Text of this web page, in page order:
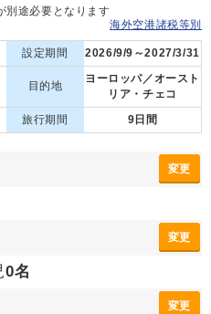
別途必要となります
海外空港諸税等別
設定期間 2026/9/9～2027/3/31
目的地
ヨーロッパ／オースト
リア・チェコ
旅行期間 9日間
変更
変更
0名
変更